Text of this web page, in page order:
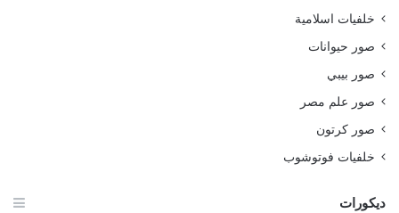
خلفيات اسلامية
صور حيوانات
صور بيبي
صور علم مصر
صور كرتون
خلفيات فوتوشوب
ديكورات